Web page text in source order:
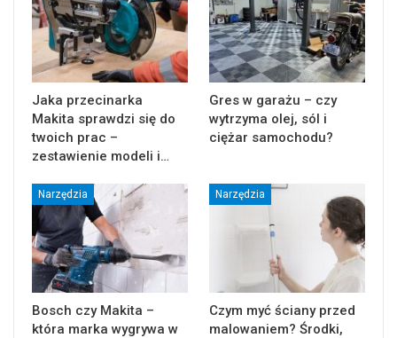
Jaka przecinarka
Makita sprawdzi się do
twoich prac –
zestawienie modeli i…
Gres w garażu – czy
wytrzyma olej, sól i
ciężar samochodu?
Narzędzia
Bosch czy Makita –
która marka wygrywa w
Narzędzia
Czym myć ściany przed
malowaniem? Środki,